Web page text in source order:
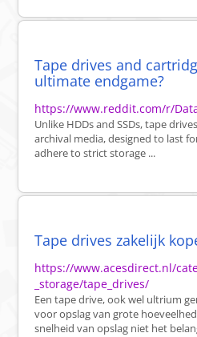
Tape drives and
ultimate endgame?
https://www.reddit.com/r/
Unlike HDDs and SSDs, tape
archival media, designed to last
adhere to strict storage ...
Tape drives zakelijk
https://www.acesdirect.nl/
_storage/tape_drives/
Een tape drive, ook wel ultrium
voor opslag van grote
snelheid van opslag niet het